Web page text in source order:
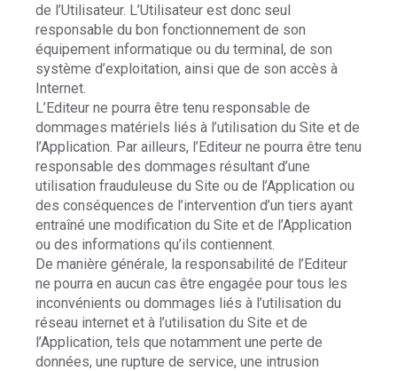
de l’Utilisateur. L’Utilisateur est donc seul
responsable du bon fonctionnement de son
équipement informatique ou du terminal, de son
système d’exploitation, ainsi que de son accès à
Internet.
L’Editeur ne pourra être tenu responsable de
dommages matériels liés à l’utilisation du Site et de
l’Application. Par ailleurs, l’Editeur ne pourra être tenu
responsable des dommages résultant d’une
utilisation frauduleuse du Site ou de l’Application ou
des conséquences de l’intervention d’un tiers ayant
entraîné une modification du Site et de l’Application
ou des informations qu’ils contiennent.
De manière générale, la responsabilité de l’Editeur
ne pourra en aucun cas être engagée pour tous les
inconvénients ou dommages liés à l’utilisation du
réseau internet et à l’utilisation du Site et de
l’Application, tels que notamment une perte de
données, une rupture de service, une intrusion